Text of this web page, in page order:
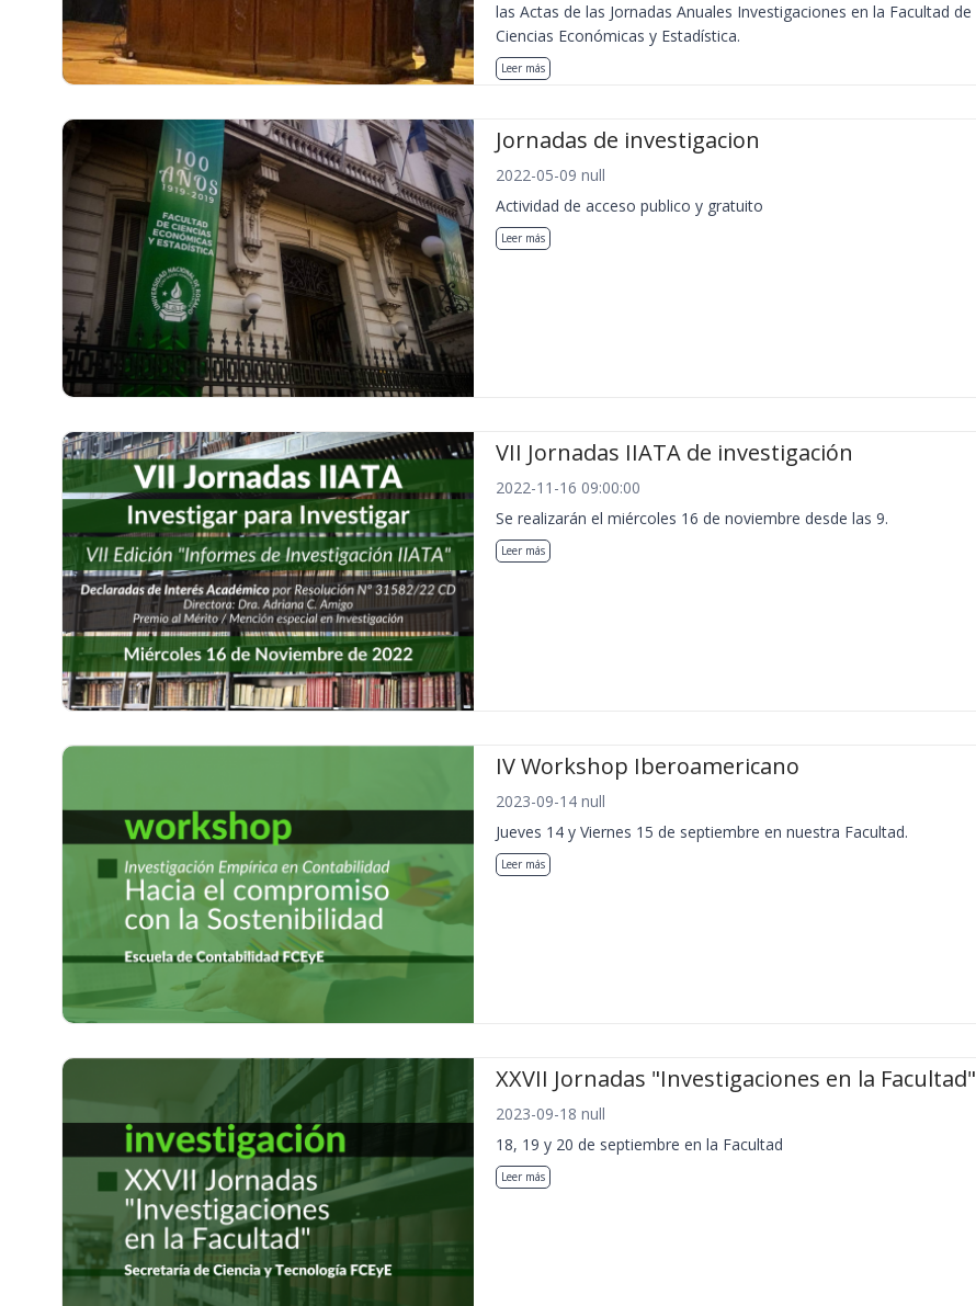
las Actas de las Jornadas Anuales Investigaciones en la Facultad de
Ciencias Económicas y Estadística.
Leer más
Jornadas de investigacion
2022-05-09 null
Actividad de acceso publico y gratuito
Leer más
VII Jornadas IIATA de investigación
2022-11-16 09:00:00
Se realizarán el miércoles 16 de noviembre desde las 9.
Leer más
IV Workshop Iberoamericano
2023-09-14 null
Jueves 14 y Viernes 15 de septiembre en nuestra Facultad.
Leer más
XXVII Jornadas "Investigaciones en la Facultad"
2023-09-18 null
18, 19 y 20 de septiembre en la Facultad
Leer más